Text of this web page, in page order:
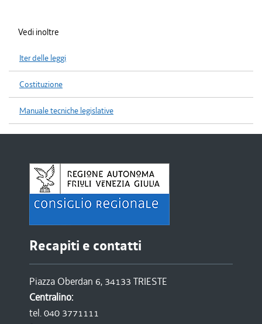
Vedi inoltre
Iter delle leggi
Costituzione
Manuale tecniche legislative
Recapiti e contatti
Piazza Oberdan 6, 34133 TRIESTE
Centralino:
tel. 040 3771111